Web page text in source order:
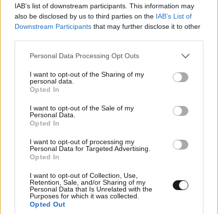
IAB’s list of downstream participants. This information may
also be disclosed by us to third parties on the IAB’s List of
Downstream Participants that may further disclose it to other
Please note that this website/app uses one or more Google
not limited to your visit or usage behaviour. You may click to
grant or deny consent to Google and its third-party tags to
use your data for below specified purposes in below Google
consent section.
Personal Data Processing Opt Outs
I want to opt-out of the Sharing of my
personal data.
Opted In
I want to opt-out of the Sale of my
Personal Data.
Opted In
I want to opt-out of processing my
Personal Data for Targeted Advertising.
Opted In
I want to opt-out of Collection, Use,
Retention, Sale, and/or Sharing of my
Personal Data that Is Unrelated with the
Purposes for which it was collected.
Opted Out
Το υπουργείο Άμυνας της Βρετανίας αρνήθηκε να
σχολιάσει τους υπαινιγμούς. Η επιστολή κάνει λόγο
αφήνοντας σαφείς αιχμές για την ψυχική του υγεία.
Η ανεξάρτητη έρευνα πάντως του 2008 για τα αίτια
του θανάτου της πριγκίπισσας δεν εντόπισε ύποπτα
στοιχεία που να παραπέμπουν αλλού. Έχει άλλωστε
ήδη επιβεβαιωθεί ότι ο οδηγός του μοιραίου
οχήματος, Henri Paul, τα είχε τσούξει λίγο πριν από
το θανατηφόρο δυστύχημα. Στα ευρήματα της
έρευνας διαβάζουμε: «Αφού εξέτασε όλα τα